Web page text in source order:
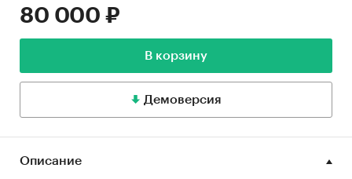
80 000 ₽
В корзину
Демоверсия
Описание